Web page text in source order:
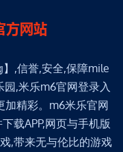
,信誉,安全,保障mile
,米乐m6官网登录入
加精彩。m6米乐官网
载APP,网页与手机版
,带来无与伦比的游戏